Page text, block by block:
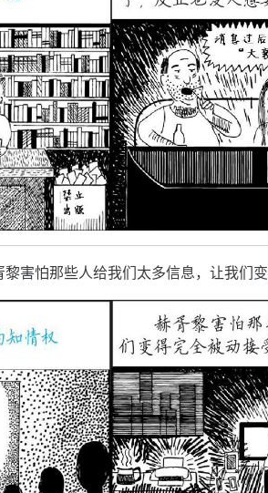
害怕那些人给我们太多信息，让我们